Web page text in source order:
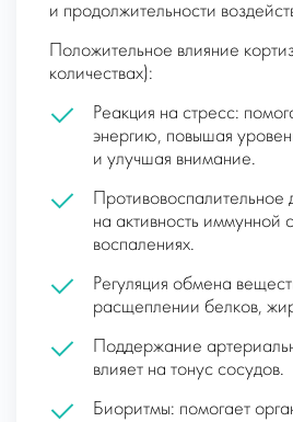
и продолжительности
Положительное влияние
количествах):
Реакция на стресс:
энергию, повышая
и улучшая внимание.
Противовоспалительное
на активность иммунной
воспалениях.
Регуляция обмена
расщеплении белков,
Поддержание
влияет на тонус сосудов.
Биоритмы: помогает